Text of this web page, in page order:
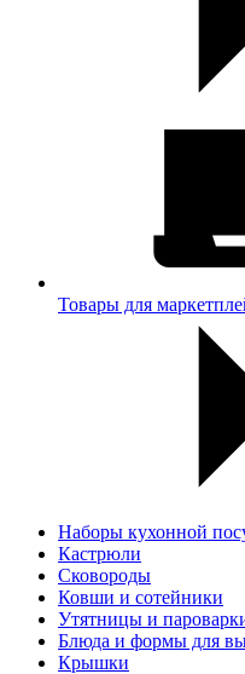
Товары для
Наборы кухонной
Кастрюли
Сковороды
Ковши и сотейники
Утятницы и
Блюда и формы для
Крышки